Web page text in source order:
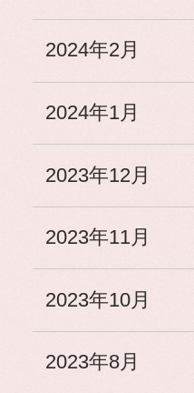
2024年2月
2024年1月
2023年12月
2023年11月
2023年10月
2023年8月